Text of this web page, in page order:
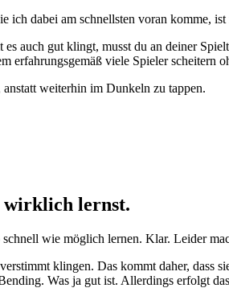
dabei am schnellsten voran komme,
auch gut klingt, musst du an deiner
erfahrungsgemäß viele Spieler scheitern
weiterhin im Dunkeln zu tappen.
wirklich lernst.
wie möglich lernen. Klar. Leider
klingen. Das kommt daher, dass
Was ja gut ist. Allerdings erfolgt